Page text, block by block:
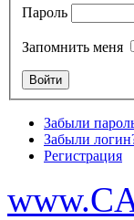
Пароль
Запомнить меня
Забыли
Забыли
Регистрация